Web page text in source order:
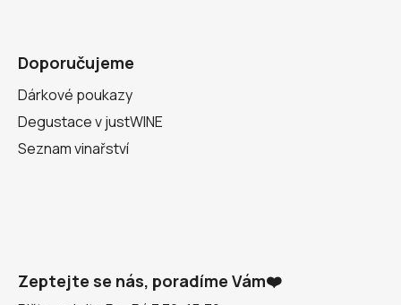
Doporučujeme
Dárkové poukazy
Degustace v justWINE
Seznam vinařství
Zeptejte se nás, poradíme Vám❤️